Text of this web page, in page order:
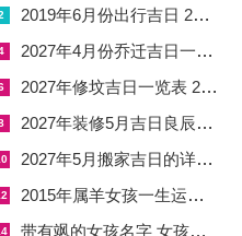
发的内热积聚，表现为口舌
，令正值青春期的她极其困
损精神集中度，间接拖累学业
荡远比生理反应来得剧烈，
2019年6月份出行吉日 2027年6月出行吉日一览表
2027年4月份乔迁吉日一览表 2027年4月乔迁吉日吉时查询
2027年修坟吉日一览表 2027年农历2月修坟吉日一览表
2027年装修5月吉日良辰查询表 2027年农历5月装修吉日一览表
2027年5月搬家吉日的详细解释 2027年5月搬家吉日吉时查询
2015年属羊女孩一生运势 2015年属羊女2026年健康运好吗
带有飒的女孩名字 女孩取名字带飒字有什么名字好听